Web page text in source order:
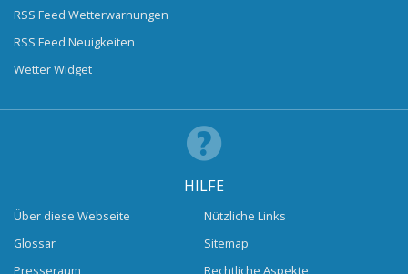
RSS Feed Wetterwarnungen
RSS Feed Neuigkeiten
Wetter Widget
HILFE
Über diese Webseite
Glossar
Presseraum
Nützliche Links
Sitemap
Rechtliche Aspekte